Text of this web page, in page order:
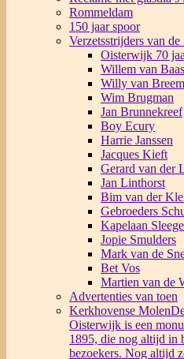
Rommeldam
150 jaar spoor
Verzetsstrijders van de
Oisterwijk 70
Willem van
Willy van
Wim Brugman
Jan Brunnekreef
Boy Ecury
Harrie Janssen
Jacques Kieft
Gerard van der
Jan Linthorst
Bim van der
Gebroeders
Kapelaan
Jopie Smulders
Mark van de
Bet Vos
Martien van de
Advertenties van toen
Kerkhovense Molen
Oisterwijk is een
1895, die nog altijd in
bezoekers. Nog altijd